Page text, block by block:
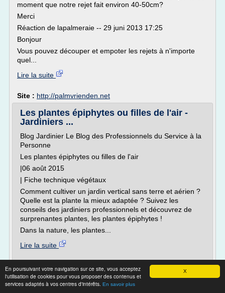
X
En poursuivant votre navigation sur ce site, vous acceptez
l'utilisation de cookies pour vous proposer des contenus et
services adaptés à vos centres d'intérêts. En savoir plus
moment que notre rejet fait environ 40-50cm?
Merci
Réaction de lapalmeraie -- 29 juni 2013 17:25
Bonjour
Vous pouvez découper et empoter les rejets à n'importe
quel...
Lire la suite
Site : http://palmvrienden.net
Les plantes épiphytes ou filles de l'air -
Jardiniers ...
Blog Jardinier Le Blog des Professionnels du Service à la
Personne
Les plantes épiphytes ou filles de l'air
|06 août 2015
| Fiche technique végétaux
Comment cultiver un jardin vertical sans terre et aérien ?
Quelle est la plante la mieux adaptée ? Suivez les
conseils des jardiniers professionnels et découvrez de
surprenantes plantes, les plantes épiphytes !
Dans la nature, les plantes...
Lire la suite
Site : https://www.jardiniers-professionnels.fr
Thèmes liés :plante d'exterieur toute l'annee/
plantes epiphytes rustiques/plantes epiphytes